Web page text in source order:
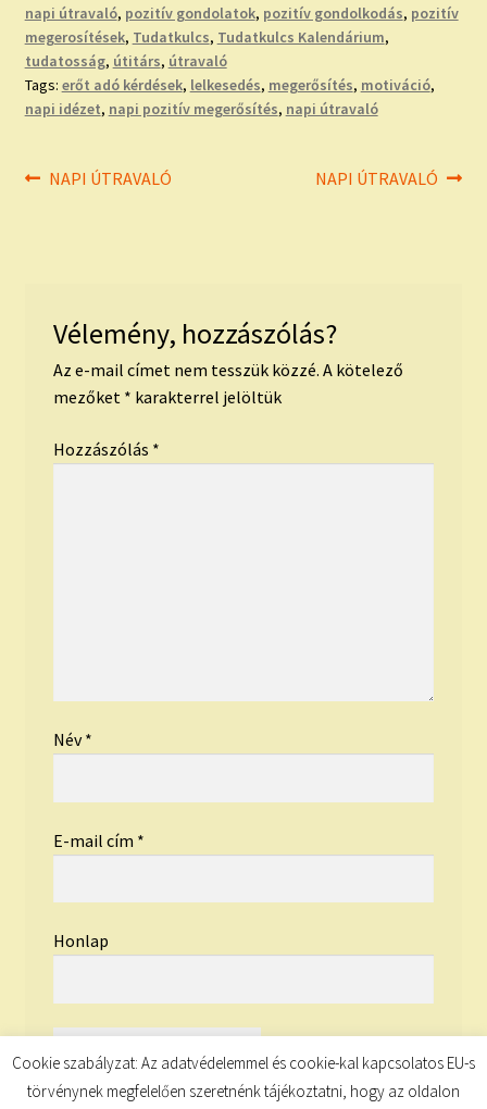
napi útravaló, pozitív gondolatok, pozitív gondolkodás, pozitív
megerosítések, Tudatkulcs, Tudatkulcs Kalendárium,
tudatosság, útitárs, útravaló
Tags: erőt adó kérdések, lelkesedés, megerősítés, motiváció,
napi idézet, napi pozitív megerősítés, napi útravaló
Bejegyzés
Previous
NAPI ÚTRAVALÓ
Next
NAPI ÚTRAVALÓ
Vélemény, hozzászólás?
Az e-mail címet nem tesszük közzé. A kötelező
mezőket * karakterrel jelöltük
Hozzászólás *
Név*
E-mail cím *
Honlap
Cookie szabályzat: Az adatvédelemmel és cookie-kal kapcsolatos EU-s
törvénynek megfelelően szeretnénk tájékoztatni, hogy az oldalon